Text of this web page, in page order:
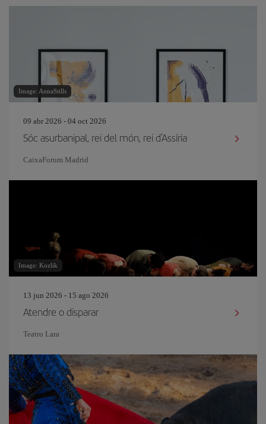
Image: AnnaStills
09 abr 2026 - 04 oct 2026
Sóc asurbanipal, rei del món, rei d'Assíria
CaixaForum Madrid
Image: Kozlik
13 jun 2026 - 15 ago 2026
Atendre o disparar
Teatro Lara